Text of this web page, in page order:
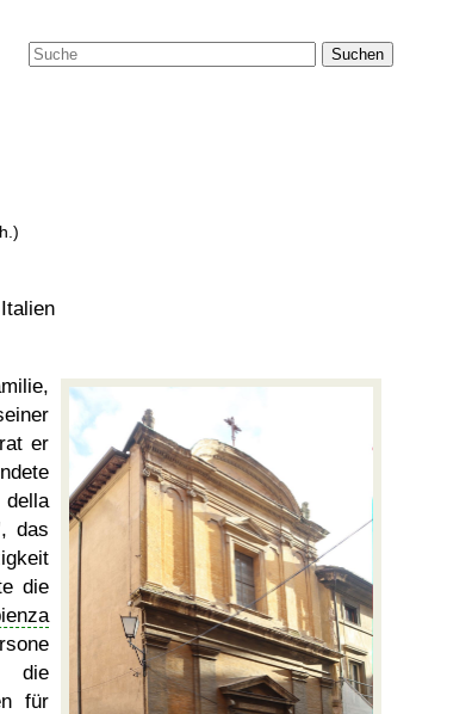
Suchen
er
, das
die
die
für